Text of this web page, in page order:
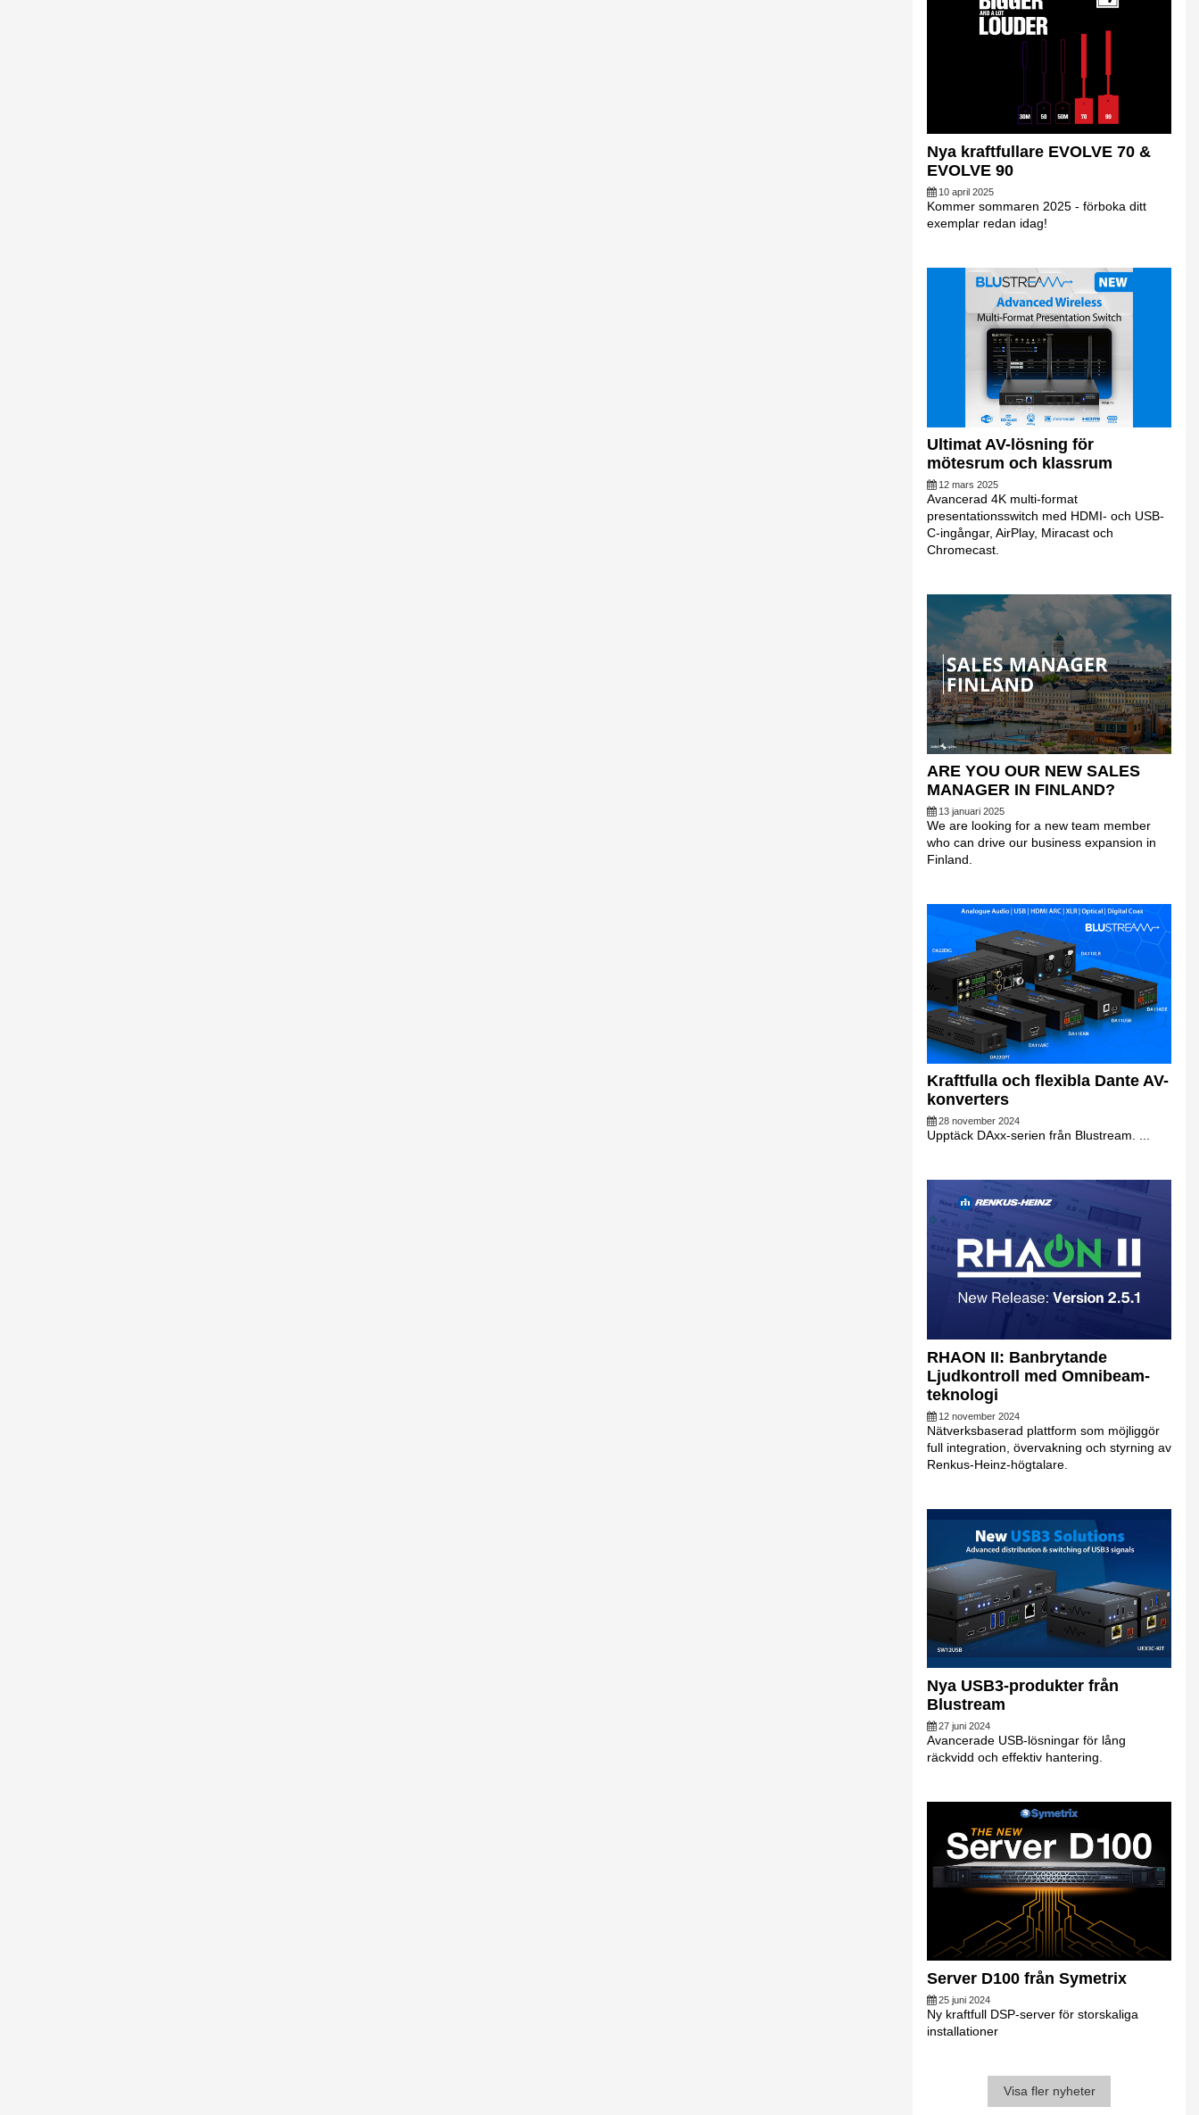
Nya kraftfullare EVOLVE 70 &
EVOLVE 90
10 april 2025
Kommer sommaren 2025 - förboka ditt
exemplar redan idag!
Ultimat AV-lösning för
mötesrum och klassrum
12 mars 2025
Avancerad 4K multi-format
presentationsswitch med HDMI- och USB-
C-ingångar, AirPlay, Miracast och
Chromecast.
ARE YOU OUR NEW SALES
MANAGER IN FINLAND?
13 januari 2025
We are looking for a new team member
who can drive our business expansion in
Finland.
Kraftfulla och flexibla Dante AV-
konverters
28 november 2024
Upptäck DAxx-serien från Blustream. ...
RHAON II: Banbrytande
Ljudkontroll med Omnibeam-
teknologi
12 november 2024
Nätverksbaserad plattform som möjliggör
full integration, övervakning och styrning av
Renkus-Heinz-högtalare.
Nya USB3-produkter från
Blustream
27 juni 2024
Avancerade USB-lösningar för lång
räckvidd och effektiv hantering.
Server D100 från Symetrix
25 juni 2024
Ny kraftfull DSP-server för storskaliga
installationer
Visa fler nyheter